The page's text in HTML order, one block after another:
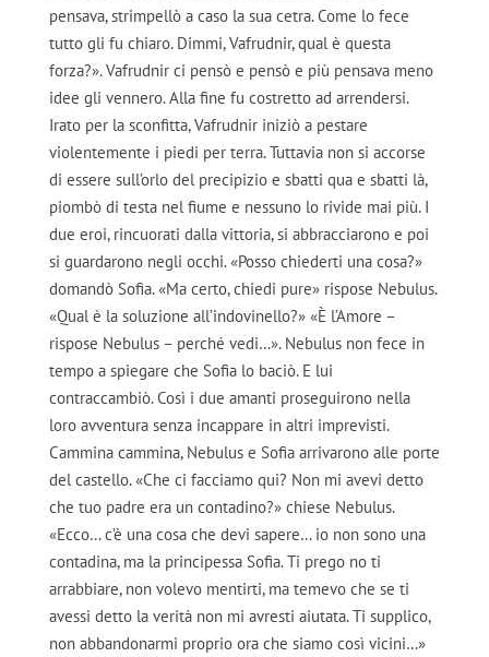
pensava, strimpellò a caso la sua cetra. Come lo fece
tutto gli fu chiaro. Dimmi, Vafrudnir, qual è questa
forza?». Vafrudnir ci pensò e pensò e più pensava meno
idee gli vennero. Alla fine fu costretto ad arrendersi.
Irato per la sconfitta, Vafrudnir iniziò a pestare
violentemente i piedi per terra. Tuttavia non si accorse
di essere sull’orlo del precipizio e sbatti qua e sbatti là,
piombò di testa nel fiume e nessuno lo rivide mai più. I
due eroi, rincuorati dalla vittoria, si abbracciarono e poi
si guardarono negli occhi. «Posso chiederti una cosa?»
domandò Sofia. «Ma certo, chiedi pure» rispose Nebulus.
«Qual è la soluzione all’indovinello?» «È l’Amore –
rispose Nebulus – perché vedi…». Nebulus non fece in
tempo a spiegare che Sofia lo baciò. E lui
contraccambiò. Così i due amanti proseguirono nella
loro avventura senza incappare in altri imprevisti.
Cammina cammina, Nebulus e Sofia arrivarono alle porte
del castello. «Che ci facciamo qui? Non mi avevi detto
che tuo padre era un contadino?» chiese Nebulus.
«Ecco… c’è una cosa che devi sapere… io non sono una
contadina, ma la principessa Sofia. Ti prego no ti
arrabbiare, non volevo mentirti, ma temevo che se ti
avessi detto la verità non mi avresti aiutata. Ti supplico,
non abbandonarmi proprio ora che siamo così vicini…»